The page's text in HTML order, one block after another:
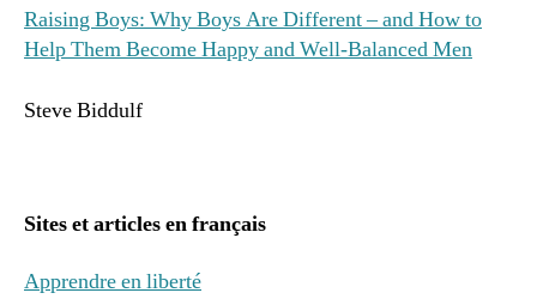
Raising Boys: Why Boys Are Different – and How to
Help Them Become Happy and Well-Balanced Men
Steve Biddulf
Sites et articles en français
Apprendre en liberté